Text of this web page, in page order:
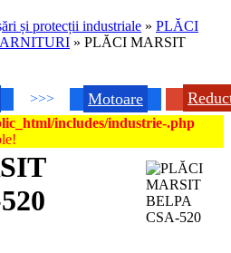
și protecții industriale » PLĂCI
» PLĂCI MARSIT
>>> Motoare
includes/industrie-.php